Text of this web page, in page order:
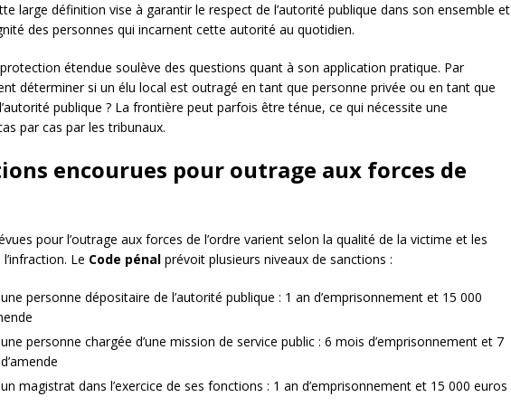
large définition vise à garantir le respect de l’autorité publique dans son ensemble et
des personnes qui incarnent cette autorité au quotidien.
étendue soulève des questions quant à son application pratique. Par
déterminer si un élu local est outragé en tant que personne privée ou en tant que
publique ? La frontière peut parfois être ténue, ce qui nécessite une
par cas par les tribunaux.
encourues pour outrage aux forces de
pour l’outrage aux forces de l’ordre varient selon la qualité de la victime et les
Le Code pénal prévoit plusieurs niveaux de sanctions :
personne dépositaire de l’autorité publique : 1 an d’emprisonnement et 15 000
personne chargée d’une mission de service public : 6 mois d’emprisonnement et 7
magistrat dans l’exercice de ses fonctions : 1 an d’emprisonnement et 15 000 euros